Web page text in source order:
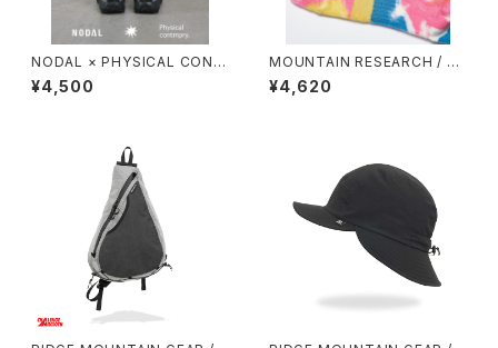
NODAL × PHYSICAL CONT
MPRY.
¥4,500
MOUNTAIN RESEARCH / TI
E DYE TABI
¥4,620